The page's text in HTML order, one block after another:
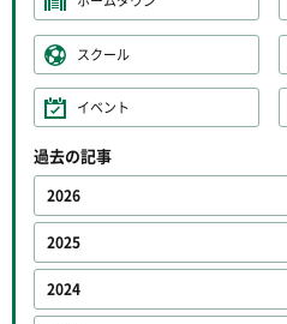
スクール
イベント
過去の記事
2026
2025
2024